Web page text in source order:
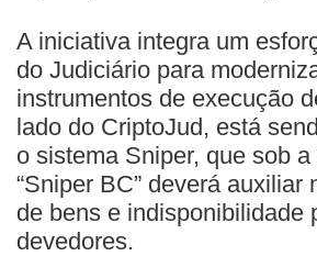
A iniciativa integra um
do Judiciário para
instrumentos de execução
lado do CriptoJud, está
o sistema Sniper, que sob
“Sniper BC” deverá auxiliar
de bens e indisponibilidade
devedores.